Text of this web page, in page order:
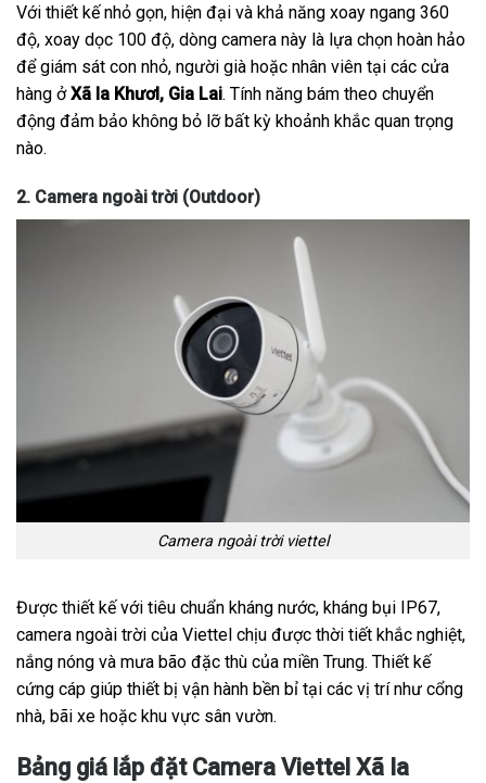
Với thiết kế nhỏ gọn, hiện đại và khả năng xoay ngang 360
độ, xoay dọc 100 độ, dòng camera này là lựa chọn hoàn hảo
để giám sát con nhỏ, người già hoặc nhân viên tại các cửa
hàng ởXã Ia Khươl, Gia Lai. Tính năng bám theo chuyển
động đảm bảo không bỏ lỡ bất kỳ khoảnh khắc quan trọng
nào.
2. Camera ngoài trời (Outdoor)
Camera ngoài trời viettel
Được thiết kế với tiêu chuẩn kháng nước, kháng bụi IP67,
camera ngoài trời của Viettel chịu được thời tiết khắc nghiệt,
nắng nóng và mưa bão đặc thù của miền Trung. Thiết kế
cứng cáp giúp thiết bị vận hành bền bỉ tại các vị trí như cổng
nhà, bãi xe hoặc khu vực sân vườn.
Bảng giá lắp đặt Camera Viettel Xã Ia